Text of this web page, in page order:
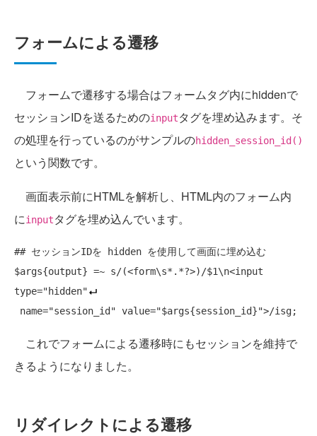
フォームによる遷移
フォームで遷移する場合はフォームタグ内にhiddenで
セッションIDを送るためのinputタグを埋め込みます。そ
の処理を行っているのがサンプルのhidden_session_id()
という関数です。
画面表示前にHTMLを解析し、HTML内のフォーム内
にinputタグを埋め込んでいます。
## セッションIDを hidden を使用して画面に埋め込む
$args{output} =~ s/(<form\s*.*?>)/$1\n<input
type="hidden"
name="session_id" value="$args{session_id}"
これでフォームによる遷移時にもセッションを維持で
きるようになりました。
リダイレクトによる遷移